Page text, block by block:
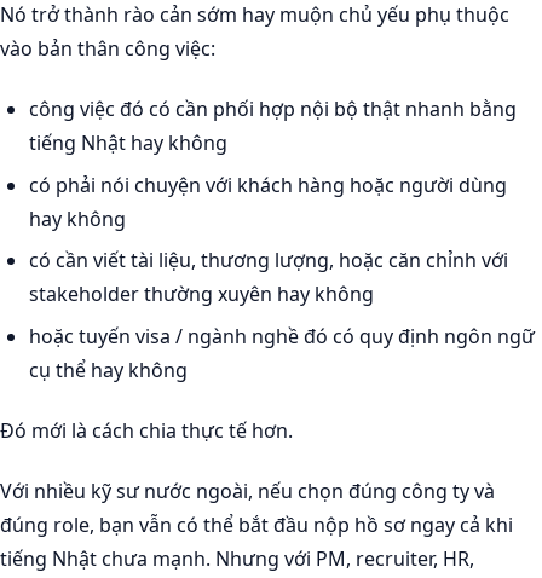
Nó trở thành rào cản sớm hay muộn chủ yếu phụ thuộc
vào bản thân công việc:
công việc đó có cần phối hợp nội bộ thật nhanh bằng
tiếng Nhật hay không
có phải nói chuyện với khách hàng hoặc người dùng
hay không
có cần viết tài liệu, thương lượng, hoặc căn chỉnh với
stakeholder thường xuyên hay không
hoặc tuyến visa / ngành nghề đó có quy định ngôn ngữ
cụ thể hay không
Đó mới là cách chia thực tế hơn.
Với nhiều kỹ sư nước ngoài, nếu chọn đúng công ty và
đúng role, bạn vẫn có thể bắt đầu nộp hồ sơ ngay cả khi
tiếng Nhật chưa mạnh. Nhưng với PM, recruiter, HR,